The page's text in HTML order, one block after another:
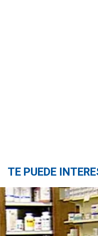
TE PUEDE